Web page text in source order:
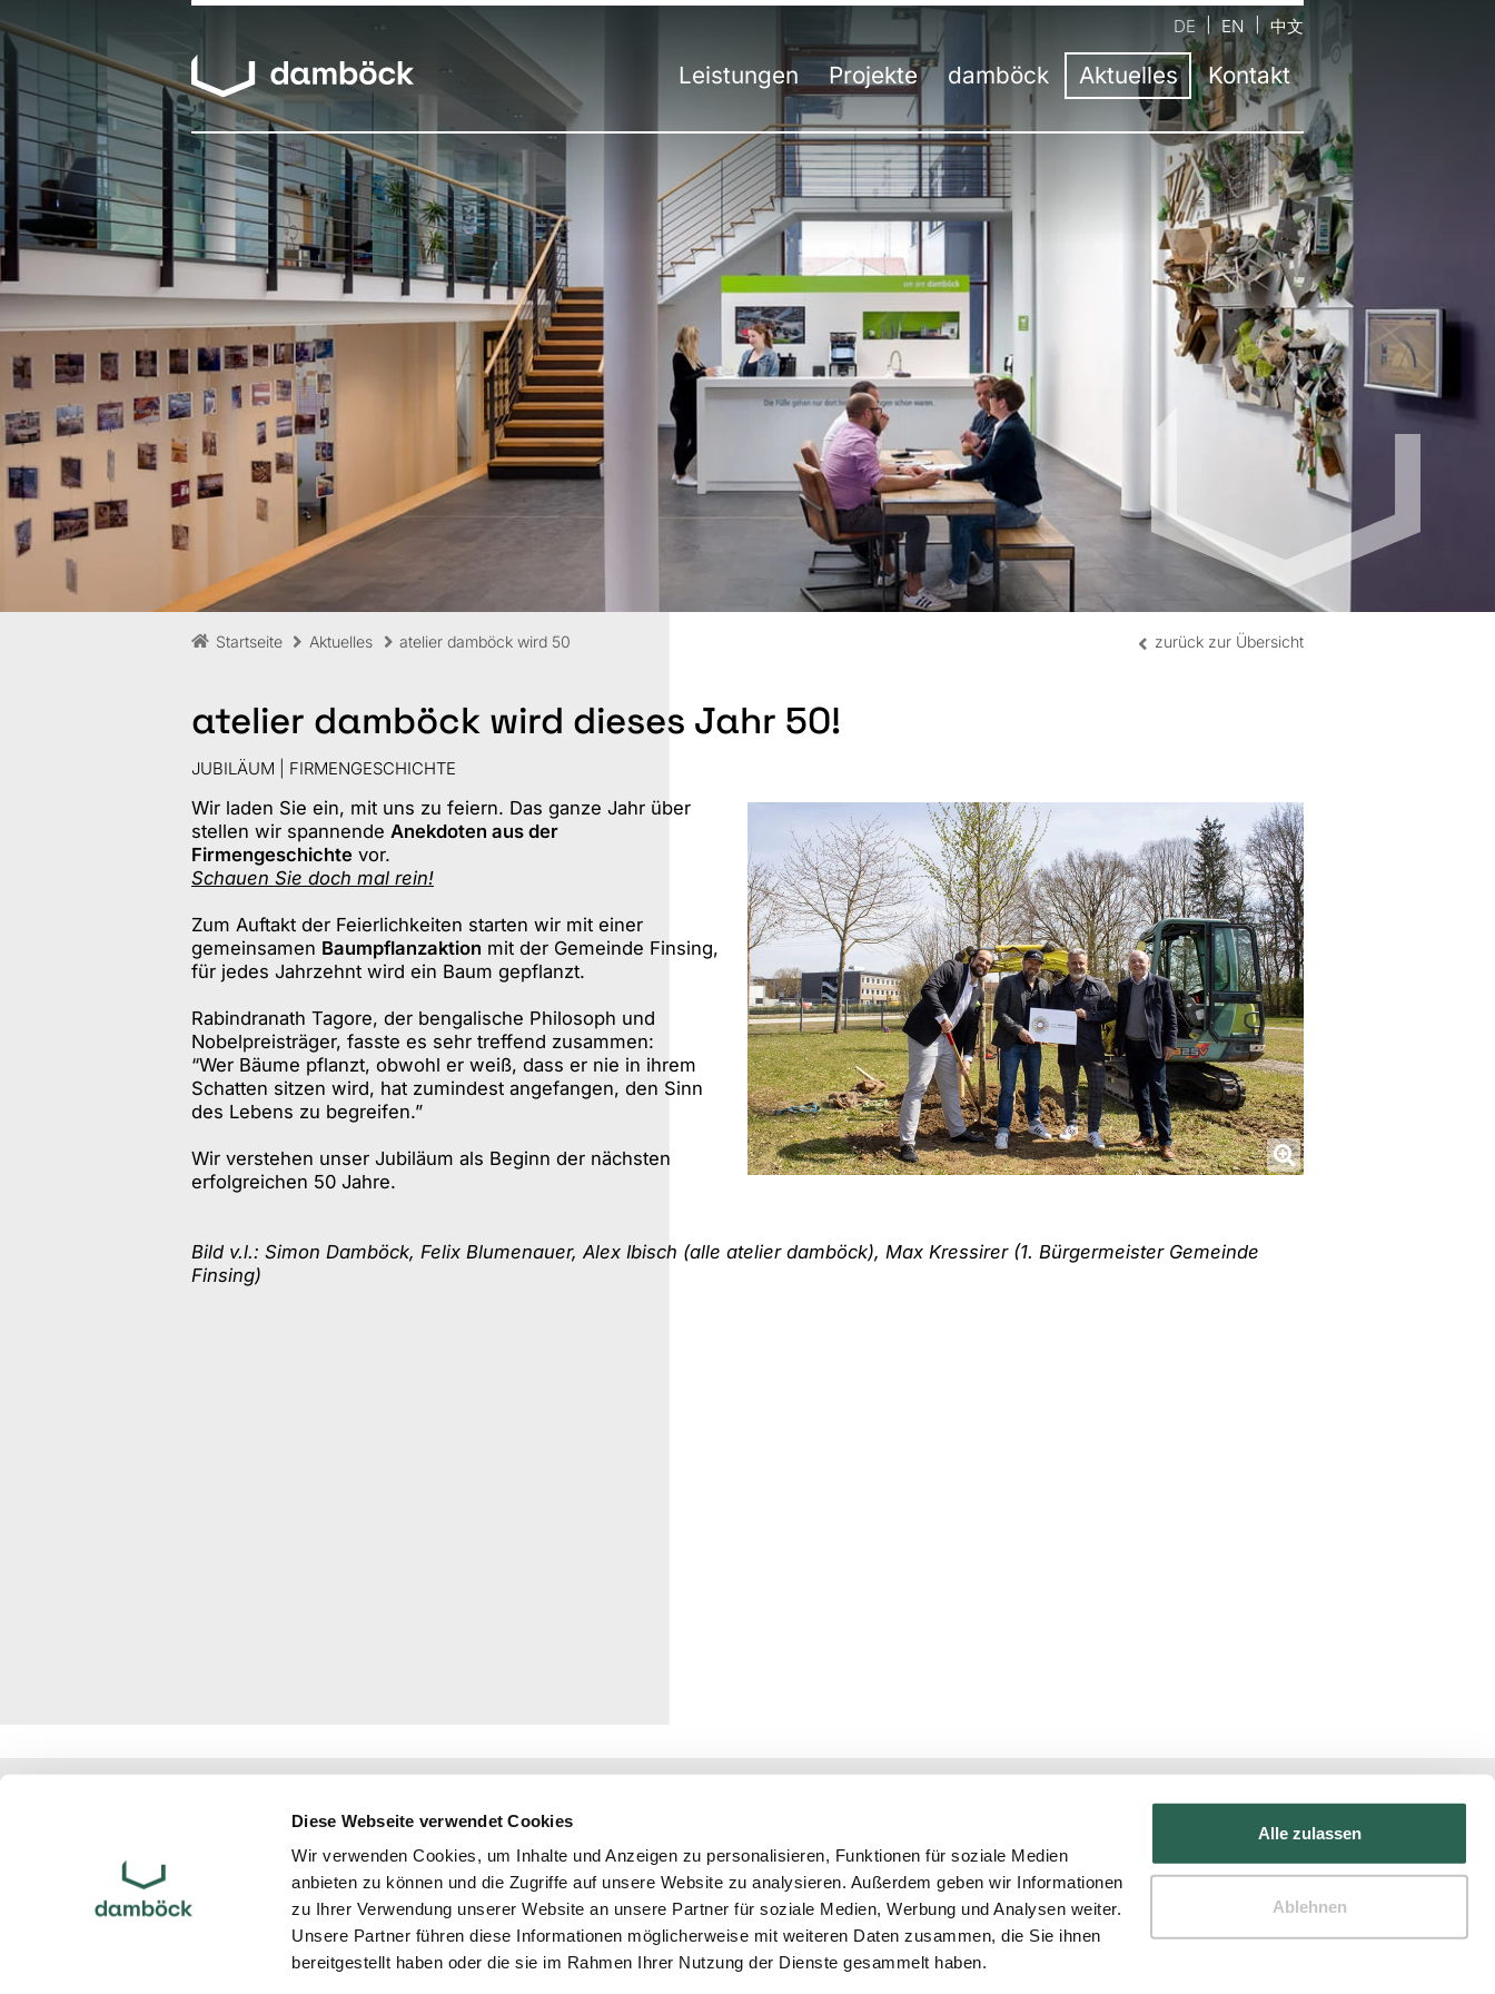
Diese Webseite verwendet Cookies
Wir verwenden Cookies, um Inhalte und Anzeigen zu personalisieren, Funktionen für soziale Medien
anbieten zu können und die Zugriffe auf unsere Website zu analysieren. Außerdem geben wir Informationen
zu Ihrer Verwendung unserer Website an unsere Partner für soziale Medien, Werbung und Analysen weiter.
Unsere Partner führen diese Informationen möglicherweise mit weiteren Daten zusammen, die Sie ihnen
bereitgestellt haben oder die sie im Rahmen Ihrer Nutzung der Dienste gesammelt haben.
Alle zulassen
Ablehnen
DE EN 中文
Leistungen
Übersicht
Messebau
Messedesign
Besucherstromanalyse
Virtuelle Räume
Hybrid-Kommunikation
Events | Veranstaltungen
Projekte
Übersicht
Messe
Event
Innenausbau
Digital
damböck
Unternehmen
Team
50 Jahre atelier damböck
Werkstätten
Umweltbewusstsein
Auszeichnungen
Ausbildung
Preisliste
Aktuelles
Aktuelle Informationen
Newsletter
Kontakt
Kontaktformular
Hauptsitz Neufinsing bei München
Standort Kassel
Standort Berlin
Standort Trochtelfingen
Standort Linz | AT
Standort Salzburg | AT
Standort Mailand | IT
Standort Shanghai | CN
Startseite Aktuelles atelier damböck wird 50 zurück zur Übersicht
atelier damböck wird dieses Jahr 50!
JUBILÄUM | FIRMENGESCHICHTE
Wir laden Sie ein, mit uns zu feiern. Das ganze Jahr über
stellen wir spannende Anekdoten aus der
Firmengeschichte vor.
Schauen Sie doch mal rein!
Zum Auftakt der Feierlichkeiten starten wir mit einer
gemeinsamen Baumpflanzaktion mit der Gemeinde Finsing,
für jedes Jahrzehnt wird ein Baum gepflanzt.
Rabindranath Tagore, der bengalische Philosoph und
Nobelpreisträger, fasste es sehr treffend zusammen:
“Wer Bäume pflanzt, obwohl er weiß, dass er nie in ihrem
Schatten sitzen wird, hat zumindest angefangen, den Sinn
des Lebens zu begreifen.”
Wir verstehen unser Jubiläum als Beginn der nächsten
erfolgreichen 50 Jahre.
Bild v.l.: Simon Damböck, Felix Blumenauer, Alex Ibisch (alle atelier damböck), Max Kressirer (1. Bürgermeister Gemeinde
Finsing)
Oskar-von-Miller-Ring 1
Impressum
Datenschutz
weitere Informationen:
Messebau
Messestand
Messedesign